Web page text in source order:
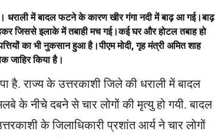
में बादल फटने के कारण खीर गंगा नदी में बाढ़ आ गई।बाढ़
जिससे इलाके में तबाही मच गई।कई घर और होटल तबाह हो
का भी नुकसान हुआ है।पीएम मोदी, गृह मंत्री अमित शाह
जाहिर किया है।
है. राज्य के उत्तरकाशी जिले की धराली में बादल
के नीचे दबने से चार लोगों की मृत्यु हो गयी. बादल
के जिलाधिकारी प्रशांत आर्य ने चार लोगों